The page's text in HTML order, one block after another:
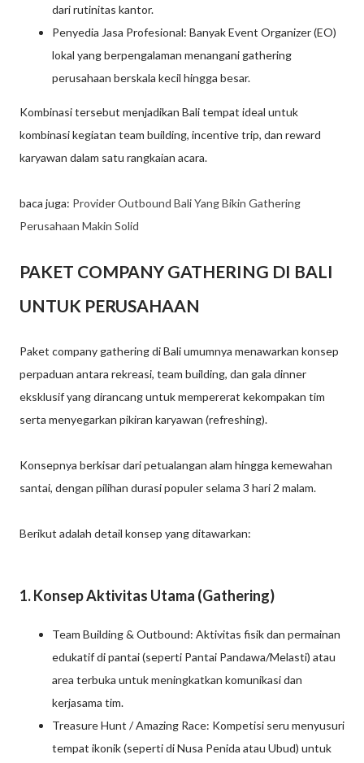
dari rutinitas kantor.
Penyedia Jasa Profesional: Banyak Event Organizer (EO)
lokal yang berpengalaman menangani gathering
perusahaan berskala kecil hingga besar.
Kombinasi tersebut menjadikan Bali tempat ideal untuk
kombinasi kegiatan team building, incentive trip, dan reward
karyawan dalam satu rangkaian acara.
baca juga: Provider Outbound Bali Yang Bikin Gathering
Perusahaan Makin Solid
PAKET COMPANY GATHERING DI BALI
UNTUK PERUSAHAAN
Paket company gathering di Bali umumnya menawarkan konsep
perpaduan antara rekreasi, team building, dan gala dinner
eksklusif yang dirancang untuk mempererat kekompakan tim
serta menyegarkan pikiran karyawan (refreshing).
Konsepnya berkisar dari petualangan alam hingga kemewahan
santai, dengan pilihan durasi populer selama 3 hari 2 malam.
Berikut adalah detail konsep yang ditawarkan:
1. Konsep Aktivitas Utama (Gathering)
Team Building & Outbound: Aktivitas fisik dan permainan
edukatif di pantai (seperti Pantai Pandawa/Melasti) atau
area terbuka untuk meningkatkan komunikasi dan
kerjasama tim.
Treasure Hunt / Amazing Race: Kompetisi seru menyusuri
tempat ikonik (seperti di Nusa Penida atau Ubud) untuk